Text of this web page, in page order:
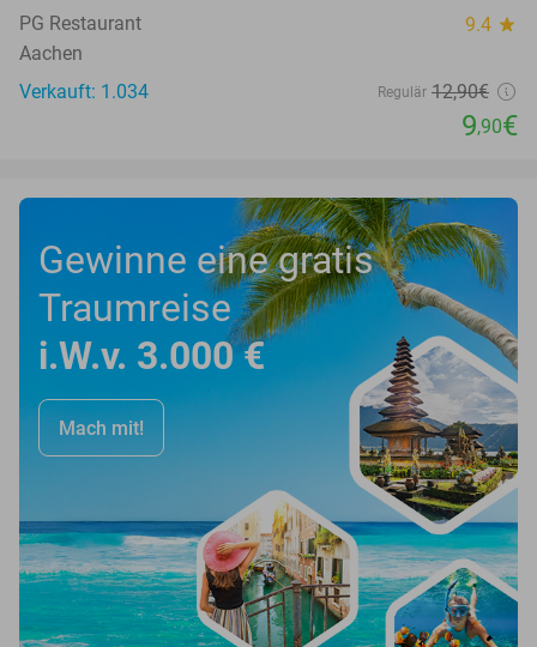
PG Restaurant 9.4 star
Aachen
Verkauft: 1.034
Regulär 12,90€
9,90€
Gewinne eine gratis
Traumreise
i.W.v. 3.000 €
Mach mit!